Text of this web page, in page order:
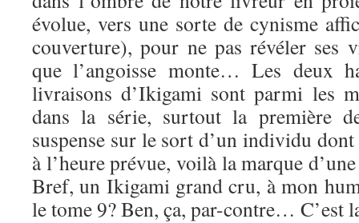
évolue, vers une sorte de cynisme
couverture), pour ne pas révéler ses
que l’angoisse monte… Les deux
livraisons d’Ikigami sont parmi les
dans la série, surtout la première
suspense sur le sort d’un individu
à l’heure prévue, voilà la marque
Bref, un Ikigami grand cru, à mon
le tome 9? Ben, ça, par-contre… C’est